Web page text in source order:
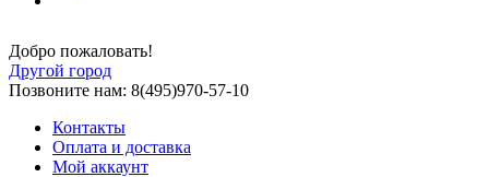
Добро пожаловать!
Другой город
Позвоните нам: 8(495)970-57-10
Контакты
Оплата и доставка
Мой аккаунт